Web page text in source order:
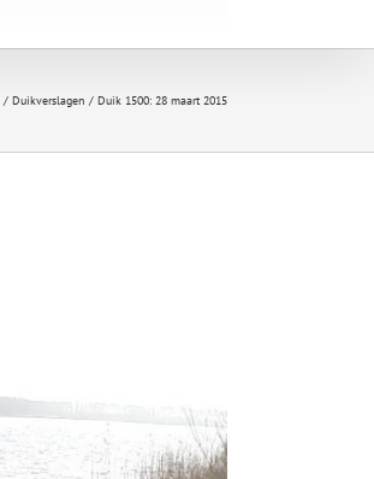
Duikverslagen Duik 1500: 28 maart 2015